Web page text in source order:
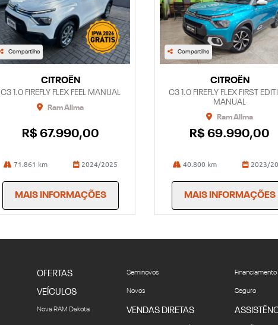
Compartilhe
CITROËN
C3 1.0 FIREFLY FLEX FEEL MANUAL
Ram Allma
R$ 67.990,00
71.861 km 2024/2025
MAIS INFORMAÇÕES
Compartilhe
CITROËN
C3 1.0 FIREFLY FLEX FIRST
MANUAL
Ram Allma
R$ 69.990,00
40.800 km 2023/
MAIS INFORMAÇÕES
OFERTAS
VEÍCULOS
Nova RAM Dakota
Seminovos
Novos
VENDAS DIRETAS
Financiamento
Seguro